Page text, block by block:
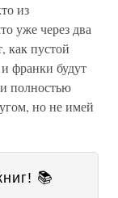
из
уже через два
как пустой
франки будут
полностью
но не имей
📚